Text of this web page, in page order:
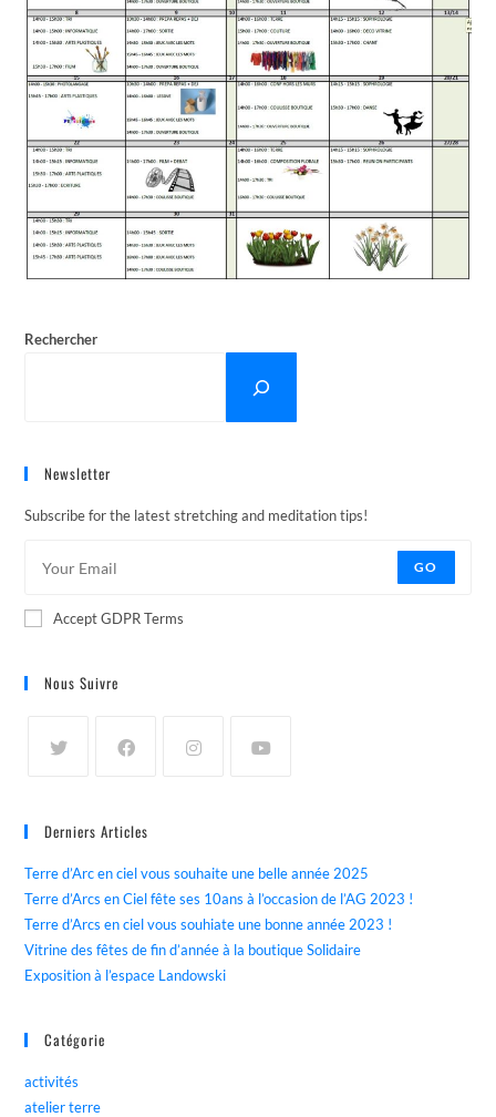
Rechercher
Newsletter
Subscribe for the latest stretching and meditation tips!
GO
Accept GDPR Terms
Nous Suivre
Derniers Articles
Terre d’Arc en ciel vous souhaite une belle année 2025
Terre d’Arcs en Ciel fête ses 10ans à l’occasion de l’AG 2023 !
Terre d’Arcs en ciel vous souhiate une bonne année 2023 !
Vitrine des fêtes de fin d’année à la boutique Solidaire
Exposition à l’espace Landowski
Catégorie
activités
atelier terre